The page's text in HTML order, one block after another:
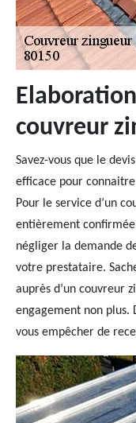
couvreur
Savez-vous que le
efficace pour
Pour le service d’un
entièrement
négliger la demande
votre prestataire.
auprès d’un couvreur
engagement non plus.
vous empêcher de